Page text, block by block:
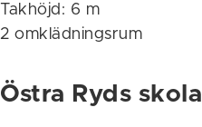
Takhöjd: 6 m
2 omklädningsrum
Östra Ryds skola